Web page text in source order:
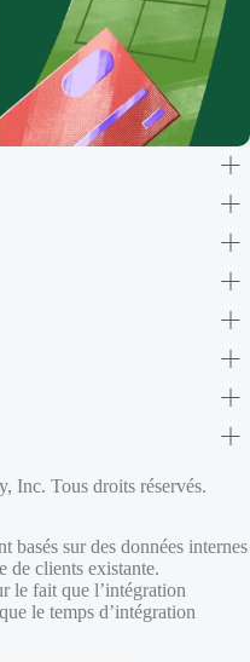
Inc. Tous droits réservés.
basés sur des données internes
de clients existante.
le fait que l’intégration
le temps d’intégration